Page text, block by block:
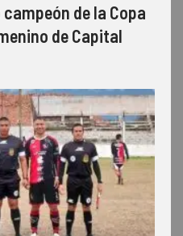
de la Copa
de Capital